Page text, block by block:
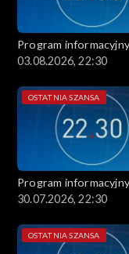
Program
03.08.2026, 22:30
OSTATNIA SZANSA
Program
30.07.2026, 22:30
OSTATNIA SZANSA